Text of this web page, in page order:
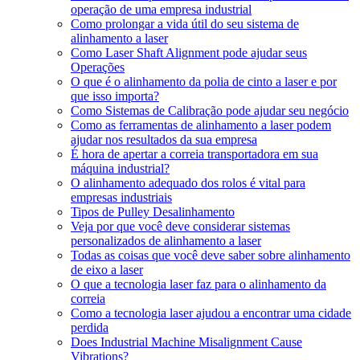
operação de uma empresa industrial
Como prolongar a vida útil do seu sistema de
alinhamento a laser
Como Laser Shaft Alignment pode ajudar seus
Operações
O que é o alinhamento da polia de cinto a laser e por
que isso importa?
Como Sistemas de Calibração pode ajudar seu negócio
Como as ferramentas de alinhamento a laser podem
ajudar nos resultados da sua empresa
É hora de apertar a correia transportadora em sua
máquina industrial?
O alinhamento adequado dos rolos é vital para
empresas industriais
Tipos de Pulley Desalinhamento
Veja por que você deve considerar sistemas
personalizados de alinhamento a laser
Todas as coisas que você deve saber sobre alinhamento
de eixo a laser
O que a tecnologia laser faz para o alinhamento da
correia
Como a tecnologia laser ajudou a encontrar uma cidade
perdida
Does Industrial Machine Misalignment Cause
Vibrations?